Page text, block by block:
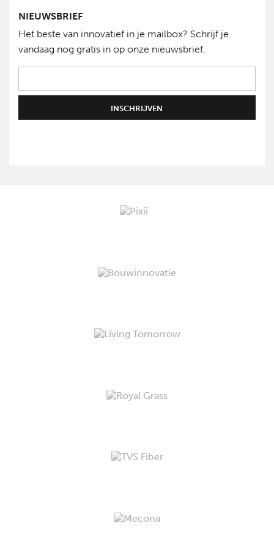
NIEUWSBRIEF
Het beste van innovatief in je mailbox? Schrijf je
vandaag nog gratis in op onze nieuwsbrief.